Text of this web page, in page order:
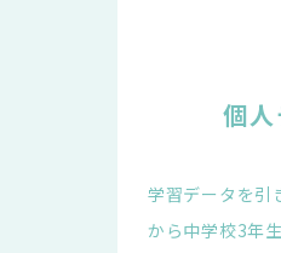
個
学習データを引
から中学校3年